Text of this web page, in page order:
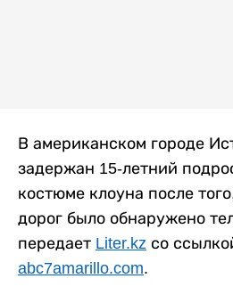
В американском городе
задержан 15-летний
костюме клоуна после
дорог было обнаружено
передает Liter.kz со
abc7amarillo.com.